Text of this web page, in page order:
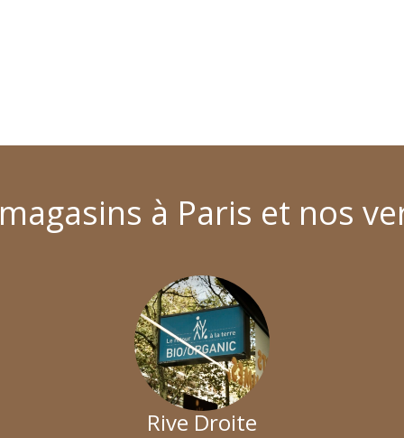
à Paris et nos
Rive Droite